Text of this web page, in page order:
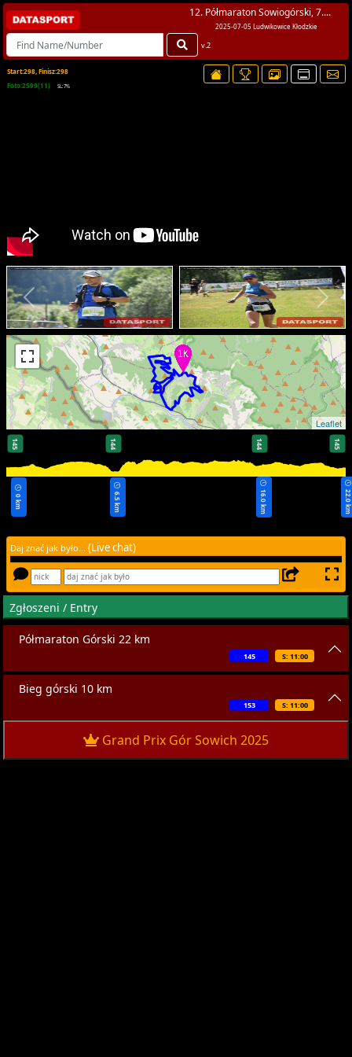
12. Półmaraton Sowiogórski, 7....
2025-07-05 Ludwikowice Kłodzkie
v.2
Start:298, Finisz:298
Foto:2599(11)
SL:7%
Leaflet
0 km
145 144
6.5 km
144
16.0 km
145
Daj znać jak było... (Live chat)
Zgłoszeni / Entry
Półmaraton Górski 22 km
S: 11:00
145
Bieg górski 10 km
S: 11:00
153
Grand Prix Gór Sowich 2025